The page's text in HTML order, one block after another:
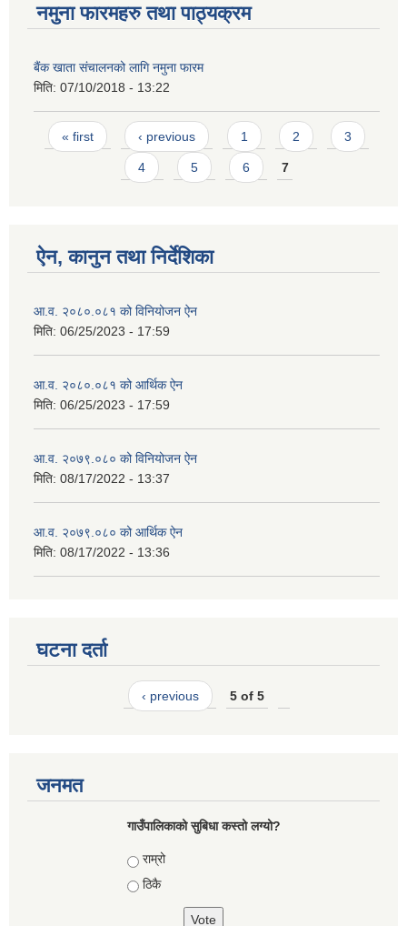
नमुना फारमहरु तथा पाठ्यक्रम
बैंक खाता संचालनको लागि नमुना फारम
मिति: 07/10/2018 - 13:22
Pages
« first ‹ previous 1 2 3
4 5 6 7
ऐन, कानुन तथा निर्देशिका
आ.व. २०८०.०८१ को विनियोजन ऐन
मिति: 06/25/2023 - 17:59
आ.व. २०८०.०८१ को आर्थिक ऐन
मिति: 06/25/2023 - 17:59
आ.व. २०७९.०८० को विनियोजन ऐन
मिति: 08/17/2022 - 13:37
आ.व. २०७९.०८० को आर्थिक ऐन
मिति: 08/17/2022 - 13:36
घटना दर्ता
‹ previous 5 of 5
जनमत
गाउँपालिकाको सुबिधा कस्तो लग्यो?
Choices
राम्रो
ठिकै